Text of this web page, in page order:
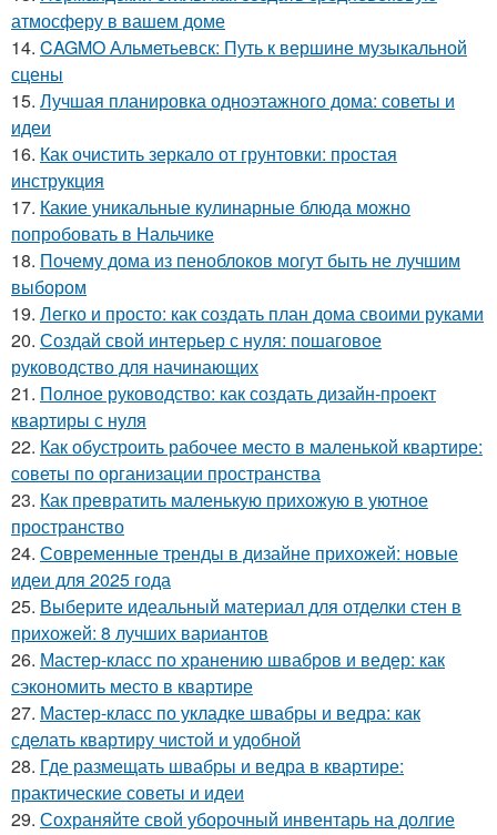
атмосферу в вашем доме
14. CAGMO Альметьевск: Путь к вершине музыкальной
сцены
15. Лучшая планировка одноэтажного дома: советы и
идеи
16. Как очистить зеркало от грунтовки: простая
инструкция
17. Какие уникальные кулинарные блюда можно
попробовать в Нальчике
18. Почему дома из пеноблоков могут быть не лучшим
выбором
19. Легко и просто: как создать план дома своими руками
20. Создай свой интерьер с нуля: пошаговое
руководство для начинающих
21. Полное руководство: как создать дизайн-проект
квартиры с нуля
22. Как обустроить рабочее место в маленькой квартире:
советы по организации пространства
23. Как превратить маленькую прихожую в уютное
пространство
24. Современные тренды в дизайне прихожей: новые
идеи для 2025 года
25. Выберите идеальный материал для отделки стен в
прихожей: 8 лучших вариантов
26. Мастер-класс по хранению швабров и ведер: как
сэкономить место в квартире
27. Мастер-класс по укладке швабры и ведра: как
сделать квартиру чистой и удобной
28. Где размещать швабры и ведра в квартире:
практические советы и идеи
29. Сохраняйте свой уборочный инвентарь на долгие